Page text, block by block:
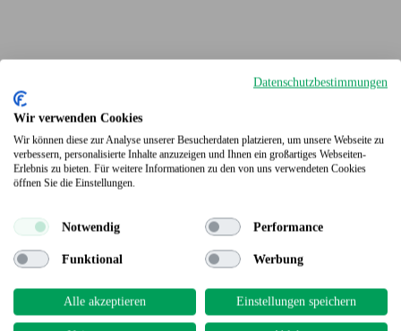
Terrassendielen
Datenschutzbestimmungen
Wir verwenden Cookies
Wir können diese zur Analyse unserer Besucherdaten platzieren, um unsere Webseite zu
verbessern, personalisierte Inhalte anzuzeigen und Ihnen ein großartiges Webseiten-
Erlebnis zu bieten. Für weitere Informationen zu den von uns verwendeten Cookies
öffnen Sie die Einstellungen.
Notwendig Performance
Funktional Werbung
Alle akzeptieren Einstellungen speichern